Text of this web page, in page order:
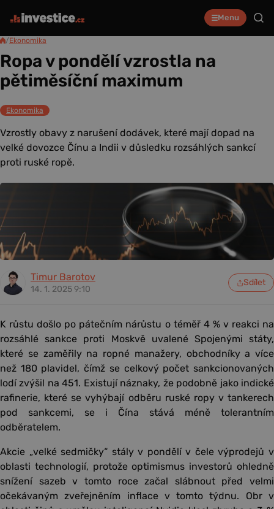
Menu
/Ekonomika
Ropa v pondělí vzrostla na
pětiměsíční maximum
Ekonomika
Vzrostly obavy z narušení dodávek, které mají dopad na
velké dovozce Čínu a Indii v důsledku rozsáhlých sankcí
proti ruské ropě.
Timur Barotov
14. 1. 2025 9:10
Sdílet
K růstu došlo po pátečním nárůstu o téměř 4 % v reakci na
rozsáhlé sankce proti Moskvě uvalené Spojenými státy,
které se zaměřily na ropné manažery, obchodníky a více
než 180 plavidel, čímž se celkový počet sankcionovaných
lodí zvýšil na 451. Existují náznaky, že podobně jako indické
rafinerie, které se vyhýbají odběru ruské ropy v tankerech
pod sankcemi, se i Čína stává méně tolerantním
odběratelem.
Akcie „velké sedmičky“ stály v pondělí v čele výprodejů v
oblasti technologií, protože optimismus investorů ohledně
snížení sazeb v tomto roce začal slábnout před velmi
očekávaným zveřejněním inflace v tomto týdnu. Obr v